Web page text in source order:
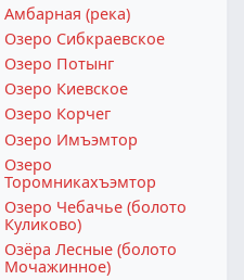
Амбарная (река)
Озеро Сибкраевское
Озеро Потынг
Озеро Киевское
Озеро Корчег
Озеро Имъэмтор
Озеро
Торомникахъэмтор
Озеро Чебачье (болото
Куликово)
Озёра Лесные (болото
Мочажинное)